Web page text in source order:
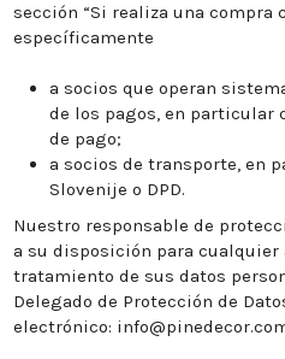
sección “Si realiza una compra
específicamente
a socios que operan
de los pagos, en particular
de pago;
a socios de transporte, en
Slovenije o DPD.
Nuestro responsable de
a su disposición para cualquier
tratamiento de sus datos
Delegado de Protección de
electrónico: